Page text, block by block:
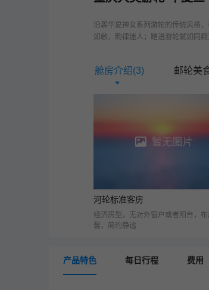
沿袭华夏神女系列游轮的传统风格
如歌，韵律迷人；踏进游轮就如同
舱房介绍(3) 邮轮美
河轮标准客房
经济房型，无对外窗户或者阳台，布
馨，简约静谧